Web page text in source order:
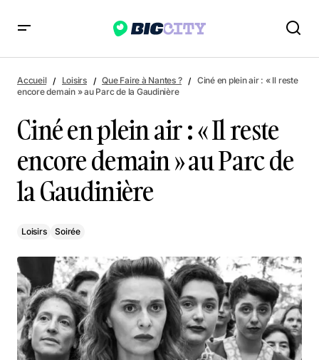
Gaudinière
Accueil Loisirs Que Faire à Nantes ?
Ciné en plein air : « Il reste
encore demain » au Parc de la Gaudinière
Ciné en plein air : « Il reste
encore demain » au Parc de
la Gaudinière
Loisirs Soirée